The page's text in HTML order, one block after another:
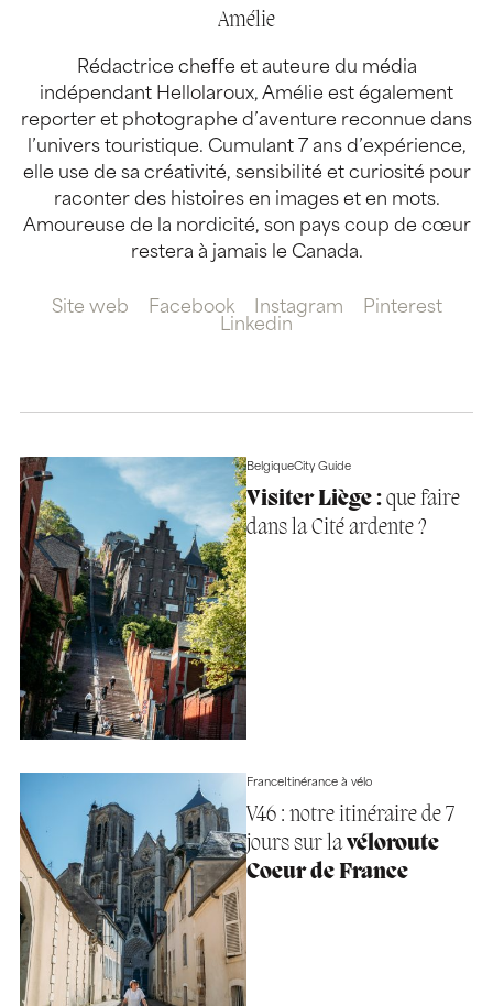
Amélie
Rédactrice cheffe et auteure du média
indépendant Hellolaroux, Amélie est également
reporter et photographe d’aventure reconnue dans
l’univers touristique. Cumulant 7 ans d’expérience,
elle use de sa créativité, sensibilité et curiosité pour
raconter des histoires en images et en mots.
Amoureuse de la nordicité, son pays coup de cœur
restera à jamais le Canada.
Site web Facebook Instagram
Pinterest
Linkedin
BelgiqueCity Guide
Visiter Liège :que faire
dans la Cité ardente ?
FranceItinérance à vélo
V46 : notre itinéraire de 7
jours sur lavéloroute
Coeur de France